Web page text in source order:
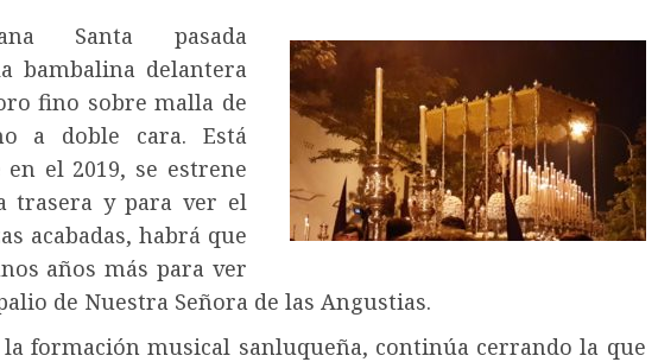
Santa pasada
bambalina delantera
fino sobre malla de
a doble cara. Está
el 2019, se estrene
trasera y para ver el
acabadas, habrá que
años más para ver
de Nuestra Señora de las Angustias.
formación musical sanluqueña, continúa cerrando la que
Entrar